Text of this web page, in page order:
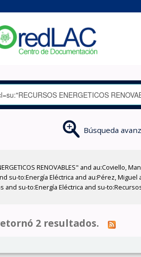
Búsqueda
RENOVABLES" and au:Coviello,
su-to:Energía Eléctrica and au:Pérez,
su-to:Energía Eléctrica and su-
2 resultados.